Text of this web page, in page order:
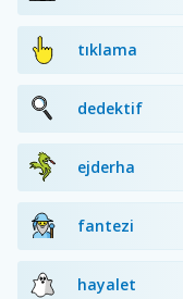
tıklama
dedektif
ejderha
fantezi
hayalet